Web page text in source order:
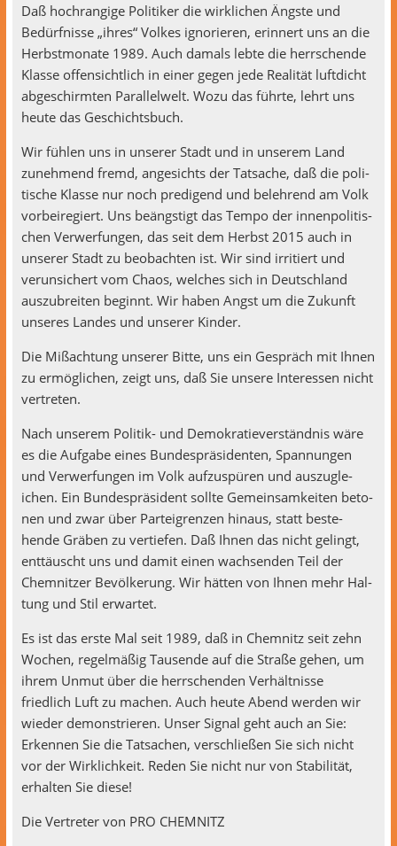
Daß hochrangige Poli­tik­er die wirk­lichen Äng­ste und
Bedürfnisse „ihres“ Volkes ignori­eren, erin­nert uns an die
Herb­st­monate 1989. Auch damals lebte die herrschende
Klasse offen­sichtlich in ein­er gegen jede Real­ität luft­dicht
abgeschirmten Par­al­lel­welt. Wozu das führte, lehrt uns
heute das Geschichtsbuch.
Wir fühlen uns in unser­er Stadt und in unserem Land
zunehmend fremd, angesichts der Tat­sache, daß die poli­
tis­che Klasse nur noch predi­gend und belehrend am Volk
vor­beiregiert. Uns beängstigt das Tem­po der innen­poli­tis­
chen Ver­w­er­fun­gen, das seit dem Herb­st 2015 auch in
unser­er Stadt zu beobacht­en ist. Wir sind irri­tiert und
verun­sichert vom Chaos, welch­es sich in Deutsch­land
auszubre­it­en begin­nt. Wir haben Angst um die Zukun­ft
unseres Lan­des und unser­er Kinder.
Die Mißach­tung unser­er Bitte, uns ein Gespräch mit Ihnen
zu ermöglichen, zeigt uns, daß Sie unsere Inter­essen nicht
vertreten.
Nach unserem Poli­tik- und Demokratiev­er­ständ­nis wäre
es die Auf­gabe eines Bun­de­spräsi­den­ten, Span­nun­gen
und Ver­w­er­fun­gen im Volk aufzus­püren und auszu­gle­
ichen. Ein Bun­de­spräsi­dent sollte Gemein­samkeit­en beto­
nen und zwar über Partei­gren­zen hin­aus, statt beste­
hende Gräben zu ver­tiefen. Daß Ihnen das nicht gelingt,
ent­täuscht uns und damit einen wach­senden Teil der
Chem­nitzer Bevölkerung. Wir hät­ten von Ihnen mehr Hal­
tung und Stil erwartet.
Es ist das erste Mal seit 1989, daß in Chem­nitz seit zehn
Wochen, regelmäßig Tausende auf die Straße gehen, um
ihrem Unmut über die herrschen­den Ver­hält­nisse
friedlich Luft zu machen. Auch heute Abend wer­den wir
wieder demon­stri­eren. Unser Sig­nal geht auch an Sie:
Erken­nen Sie die Tat­sachen, ver­schließen Sie sich nicht
vor der Wirk­lichkeit. Reden Sie nicht nur von Sta­bil­ität,
erhal­ten Sie diese!
Die Vertreter von PRO CHEMNITZ